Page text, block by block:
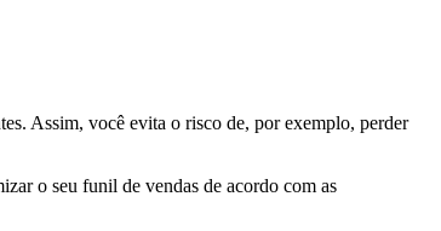
Assim, você evita o risco de, por exemplo, perder
o seu funil de vendas de acordo com as